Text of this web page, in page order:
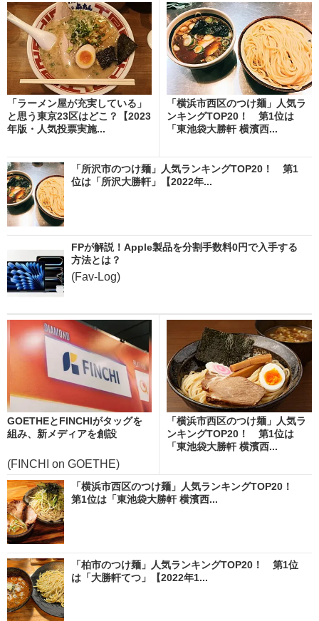
「ラーメン屋が充実している」
と思う東京23区はどこ？【2023
年版・人気投票実施...
「横浜市西区のつけ麺」人気ラ
ンキングTOP20！ 第1位は
「東池袋大勝軒 横濱西...
「所沢市のつけ麺」人気ランキングTOP20！ 第1
位は「所沢大勝軒」【2022年...
FPが解説！Apple製品を分割手数料0円で入手する
方法とは？
(Fav-Log)
GOETHEとFINCHIがタッグを
組み、新メディアを創設
(FINCHI on GOETHE)
「横浜市西区のつけ麺」人気ラ
ンキングTOP20！ 第1位は
「東池袋大勝軒 横濱西...
「横浜市西区のつけ麺」人気ランキングTOP20！
第1位は「東池袋大勝軒 横濱西...
「柏市のつけ麺」人気ランキングTOP20！ 第1位
は「大勝軒てつ」【2022年1...